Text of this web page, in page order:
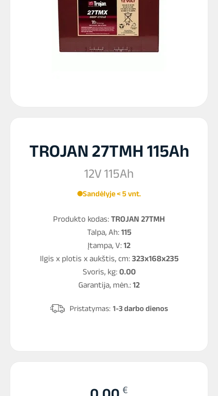
TROJAN 27TMH 115Ah
12V 115Ah
Sandėlyje < 5 vnt.
Produkto kodas: TROJAN 27TMH
Talpa, Ah: 115
Įtampa, V: 12
Ilgis x plotis x aukštis, cm: 323x168x235
Svoris, kg: 0.00
Garantija, mėn.: 12
Pristatymas: 1-3 darbo dienos
€